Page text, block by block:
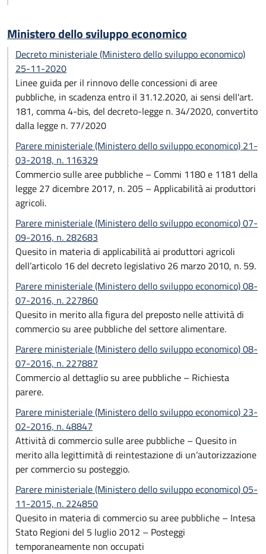
Ministero dello sviluppo economico
Decreto ministeriale (Ministero dello sviluppo economico)
25-11-2020
Linee guida per il rinnovo delle concessioni di aree
pubbliche, in scadenza entro il 31.12.2020, ai sensi dell'art.
181, comma 4-bis, del decreto-legge n. 34/2020, convertito
dalla legge n. 77/2020
Parere ministeriale (Ministero dello sviluppo economico) 21-
03-2018, n. 116329
Commercio sulle aree pubbliche – Commi 1180 e 1181 della
legge 27 dicembre 2017, n. 205 – Applicabilità ai produttori
agricoli.
Parere ministeriale (Ministero dello sviluppo economico) 07-
09-2016, n. 282683
Quesito in materia di applicabilità ai produttori agricoli
dell’articolo 16 del decreto legislativo 26 marzo 2010, n. 59.
Parere ministeriale (Ministero dello sviluppo economico) 08-
07-2016, n. 227860
Quesito in merito alla figura del preposto nelle attività di
commercio su aree pubbliche del settore alimentare.
Parere ministeriale (Ministero dello sviluppo economico) 08-
07-2016, n. 227887
Commercio al dettaglio su aree pubbliche – Richiesta
parere.
Parere ministeriale (Ministero dello sviluppo economico) 23-
02-2016, n. 48847
Attività di commercio sulle aree pubbliche – Quesito in
merito alla legittimità di reintestazione di un’autorizzazione
per commercio su posteggio.
Parere ministeriale (Ministero dello sviluppo economico) 05-
11-2015, n. 224850
Quesito in materia di commercio su aree pubbliche – Intesa
Stato Regioni del 5 luglio 2012 – Posteggi
temporaneamente non occupati